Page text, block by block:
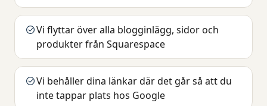
Vi flyttar över alla blogginlägg, sidor och
produkter från Squarespace
Vi behåller dina länkar där det går så att du
inte tappar plats hos Google